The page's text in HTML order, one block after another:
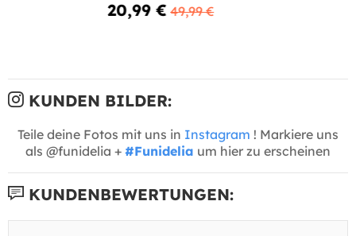
20,99 € 49,99 €
KUNDEN BILDER:
Teile deine Fotos mit uns in Instagram ! Markiere uns
als @funidelia + #Funidelia um hier zu erscheinen
KUNDENBEWERTUNGEN: